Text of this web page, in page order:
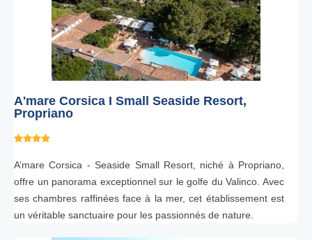
A'mare Corsica I Small Seaside Resort,
Propriano
A’mare Corsica - Seaside Small Resort, niché à Propriano,
offre un panorama exceptionnel sur le golfe du Valinco. Avec
ses chambres raffinées face à la mer, cet établissement est
un véritable sanctuaire pour les passionnés de nature.